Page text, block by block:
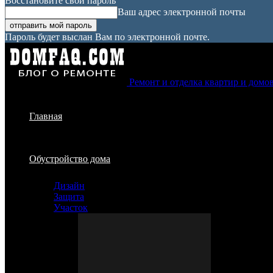
Ваш адрес электронной почты
Пароль будет выслан Вам по электронной почте.
Ремонт и отделка квартир и
Главная
Обустройство дома
Дизайн
Защита
Участок